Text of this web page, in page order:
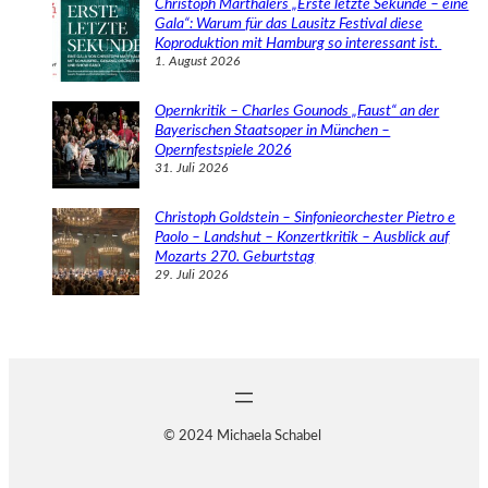
Christoph Marthalers „Erste letzte Sekunde – eine
Gala“: Warum für das Lausitz Festival diese
Koproduktion mit Hamburg so interessant ist.
1. August 2026
Opernkritik – Charles Gounods „Faust“ an der
Bayerischen Staatsoper in München –
Opernfestspiele 2026
31. Juli 2026
Christoph Goldstein – Sinfonieorchester Pietro e
Paolo – Landshut – Konzertkritik – Ausblick auf
Mozarts 270. Geburtstag
29. Juli 2026
© 2024 Michaela Schabel